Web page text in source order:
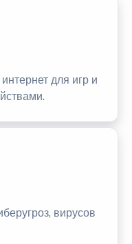
для игр и
вирусов